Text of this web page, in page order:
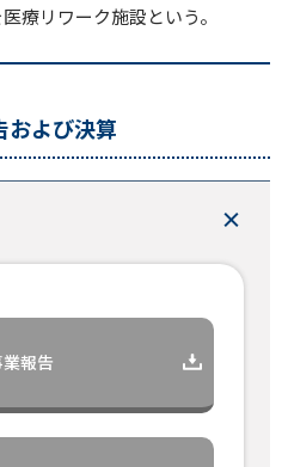
療リワーク施設という。
および決算
報告